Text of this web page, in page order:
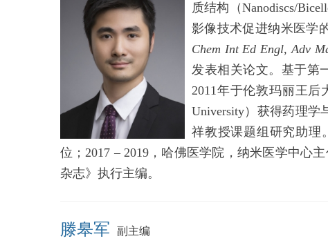
质结构（Nanodiscs/
影像技术促进纳米医学
Chem Int Ed Engl, Adv
发表相关论文。基于第
2011年于伦敦玛丽王后
University）获得药理学
祥教授课题组研究助理
位；2017 – 2019，哈佛医学院，纳米医学中心
杂志》执行主编。
滕皋军 副主编